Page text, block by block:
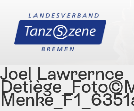
Joel Lawrernce